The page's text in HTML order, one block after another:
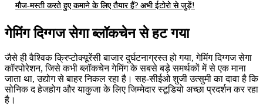
मौज-मस्ती करते हुए कमाने के लिए तैयार हैं? अभी ईटोरो से जुड़ें!
गेमिंग दिग्गज सेगा ब्लॉकचेन से हट गया
जैसे ही वैश्विक क्रिप्टोक्यूरेंसी बाजार दुर्घटनाग्रस्त हो गया, गेमिंग दिग्गज सेगा
कॉरपोरेशन, जिसे कभी ब्लॉकचेन गेमिंग के सबसे बड़े समर्थकों में से एक माना
जाता था, उद्योग से बाहर निकल रहा है। सह-सीईओ शुजी उत्सुमी का दावा है कि
सोनिक द हेजहोग और याकुजा के लिए जिम्मेदार स्टूडियो अच्छा प्रदर्शन कर रहा
है।